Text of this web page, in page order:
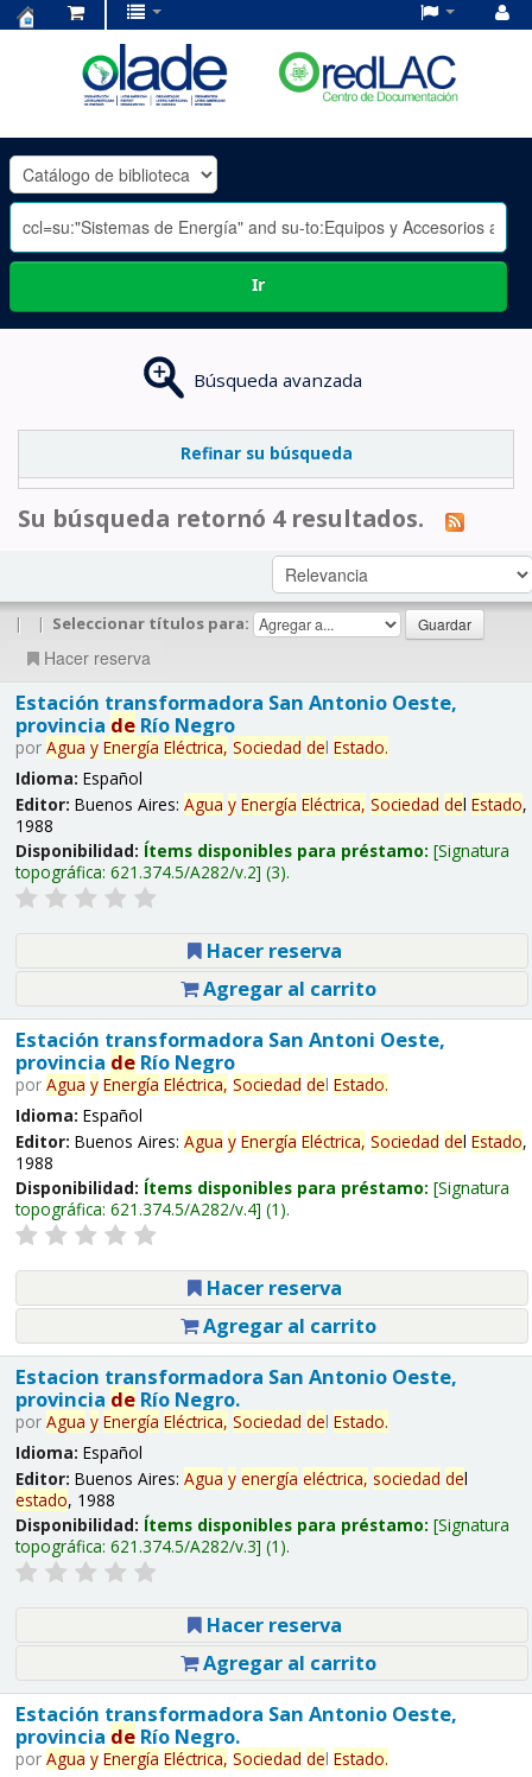
OLADE
-
Ir
Búsqueda avanzada
Refinar su búsqueda
Su búsqueda retornó 4 resultados.
| | Seleccionar títulos para:
Hacer reserva
Estación transformadora San Antonio Oeste,
provincia deRío Negro
por Agua y Energía Eléctrica, Sociedad del Estado.
Idioma: Español
Editor: Buenos Aires: Agua y Energía Eléctrica, Sociedad del Estado,
1988
Disponibilidad: Ítems disponibles para préstamo: Signatura
topográfica: 621.374.5/A282/v.2 (3).
Hacer reserva
Agregar al carrito
Estación transformadora San Antoni Oeste,
provincia deRío Negro
por Agua y Energía Eléctrica, Sociedad del Estado.
Idioma: Español
Editor: Buenos Aires: Agua y Energía Eléctrica, Sociedad del Estado,
1988
Disponibilidad: Ítems disponibles para préstamo: Signatura
topográfica: 621.374.5/A282/v.4 (1).
Hacer reserva
Agregar al carrito
Estacion transformadora San Antonio Oeste,
provincia deRío Negro.
por Agua y Energía Eléctrica, Sociedad del Estado.
Idioma: Español
Editor: Buenos Aires: Agua y energía eléctrica, sociedad del
estado, 1988
Disponibilidad: Ítems disponibles para préstamo: Signatura
topográfica: 621.374.5/A282/v.3 (1).
Hacer reserva
Agregar al carrito
Estación transformadora San Antonio Oeste,
provincia deRío Negro.
por Agua y Energía Eléctrica, Sociedad del Estado.